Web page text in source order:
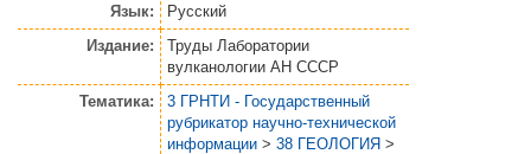
Язык:
Русский
Издание:
Труды Лаборатории
вулканологии АН СССР
Тематика:
3 ГРНТИ - Государственный
рубрикатор научно-технической
информации > 38 ГЕОЛОГИЯ >